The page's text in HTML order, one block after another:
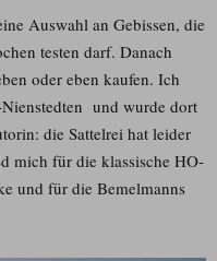
Auswahl an Gebissen, die
testen darf. Danach
oder eben kaufen. Ich
und wurde dort
die Sattelrei hat leider
mich für die klassische HO-
und für die Bemelmanns